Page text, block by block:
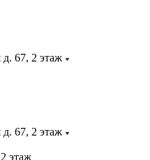
д. 67, 2 этаж
д. 67, 2 этаж
этаж